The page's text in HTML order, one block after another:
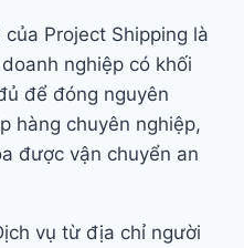
Project Shipping là
nghiệp có khối
để đóng nguyên
hàng chuyên nghiệp,
được vận chuyển an
vụ từ địa chỉ người